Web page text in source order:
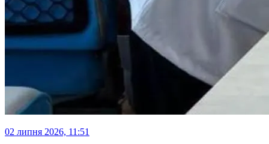
02 липня 2026, 11:51